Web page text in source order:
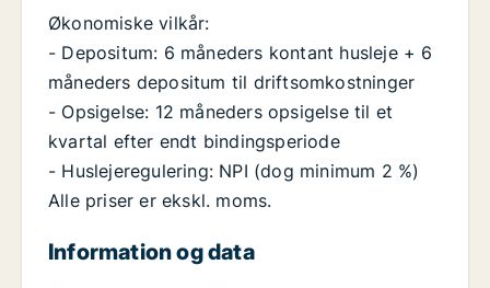
Økonomiske vilkår:
- Depositum: 6 måneders kontant husleje + 6
måneders depositum til driftsomkostninger
- Opsigelse: 12 måneders opsigelse til et
kvartal efter endt bindingsperiode
- Huslejeregulering: NPI (dog minimum 2 %)
Alle priser er ekskl. moms.
Information og data